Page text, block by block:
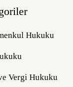
Hukuku
Vergi Hukuku